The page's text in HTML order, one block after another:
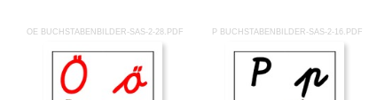
OE BUCHSTABENBILDER-SAS-2-28.PDF P BUCHSTABENBILDER-SAS-2-16.PDF